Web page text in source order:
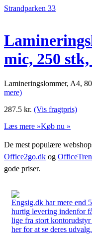
Strandparken 33
mic, 250
Lamineringslommer, A4,
mere)
287.5 kr. (Vis fragtpris)
Læs mere »Køb nu »
De mest populære
Office2go.dk og
gode priser.
Engsig.dk har mere end
hurtig levering indenfor
lige fra stort
her for at se deres udvalg.